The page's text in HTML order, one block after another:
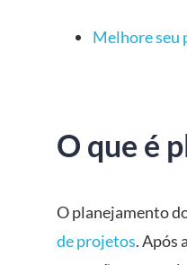
Melhore seu
O que é
O planejamento
de projetos. Após